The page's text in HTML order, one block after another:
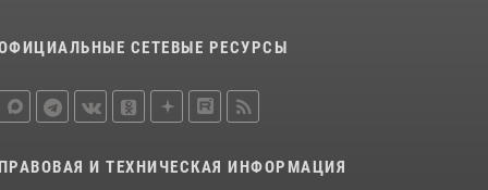
СЕТЕВЫЕ РЕСУРСЫ
ПРАВОВАЯ И ТЕХНИЧЕСКАЯ ИНФОРМАЦИЯ